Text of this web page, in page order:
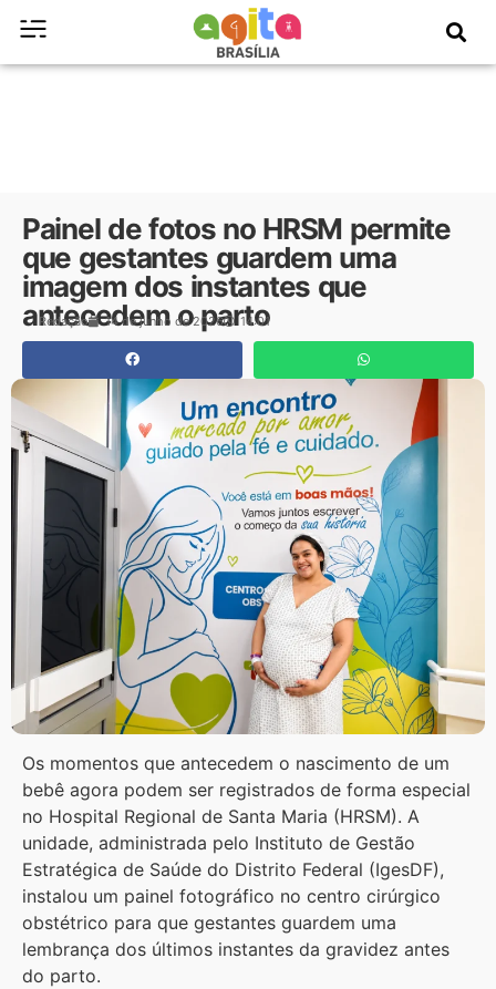
Painel de fotos no HRSM permite
que gestantes guardem uma
imagem dos instantes que
antecedem o parto
Redação 14 de junho de 2026 14:01
Os momentos que antecedem o nascimento de um
bebê agora podem ser registrados de forma especial
no Hospital Regional de Santa Maria (HRSM). A
unidade, administrada pelo Instituto de Gestão
Estratégica de Saúde do Distrito Federal (IgesDF),
instalou um painel fotográfico no centro cirúrgico
obstétrico para que gestantes guardem uma
lembrança dos últimos instantes da gravidez antes
do parto.